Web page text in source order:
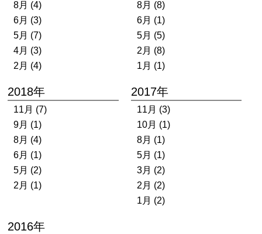
8月 (4)
6月 (3)
5月 (7)
4月 (3)
2月 (4)
8月 (8)
6月 (1)
5月 (5)
2月 (8)
1月 (1)
2018年
11月 (7)
9月 (1)
8月 (4)
6月 (1)
5月 (2)
2月 (1)
2017年
11月 (3)
10月 (1)
8月 (1)
5月 (1)
3月 (2)
2月 (2)
1月 (2)
2016年